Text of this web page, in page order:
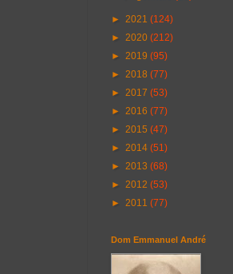
► 2021 (124)
► 2020 (212)
► 2019 (95)
► 2018 (77)
► 2017 (53)
► 2016 (77)
► 2015 (47)
► 2014 (51)
► 2013 (68)
► 2012 (53)
► 2011 (77)
Dom Emmanuel André